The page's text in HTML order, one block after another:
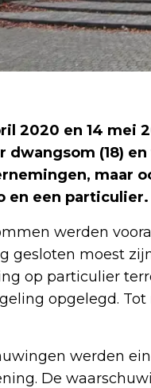
2020 en 14 mei
dwangsom (18)
maar
en een particulier.
werden
gesloten moest
op particulier
opgelegd.
werden
De